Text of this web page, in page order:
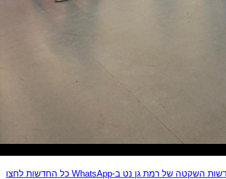
הצטרפו לקבוצת החדשות השקטה של רמת גן נט ב-WhatsApp כל החדשות לחצו